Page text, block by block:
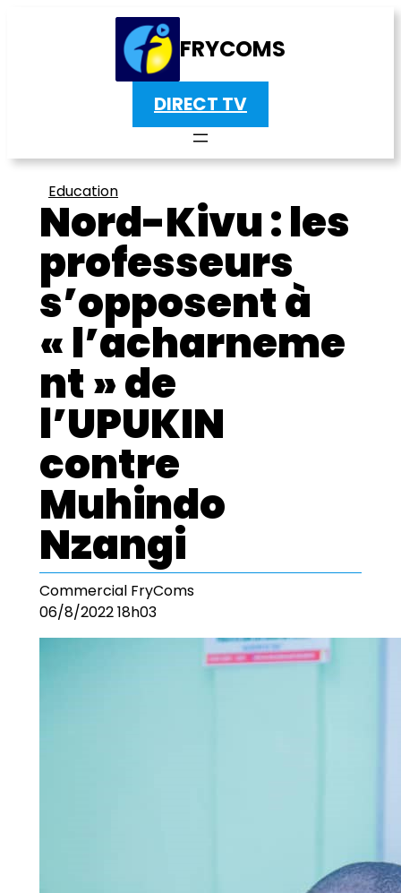
FRYCOMS
DIRECT TV
Education
Nord-Kivu : les
professeurs
s’opposent à
« l’acharneme
nt » de
l’UPUKIN
contre
Muhindo
Nzangi
Commercial FryComs
06/8/2022 18h03